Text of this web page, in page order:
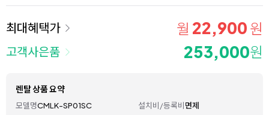
최대혜택가 월 22,900 원
고객사은품 253,000원
렌탈 상품 요약
모델명CMLK-SP01SC 설치비/등록비면제